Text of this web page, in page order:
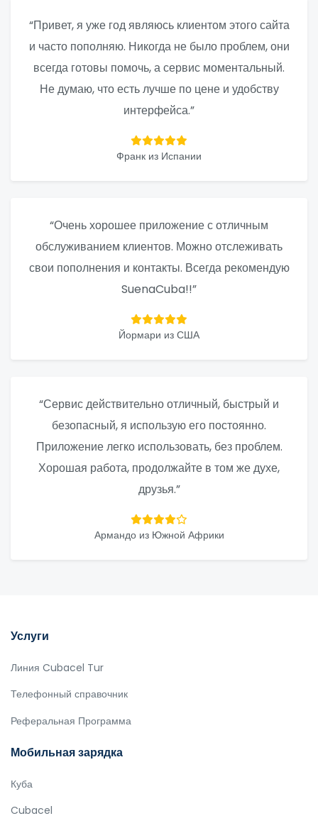
“Привет, я уже год являюсь клиентом этого сайта
и часто пополняю. Никогда не было проблем, они
всегда готовы помочь, а сервис моментальный.
Не думаю, что есть лучше по цене и удобству
интерфейса.”
Франк из Испании
“Очень хорошее приложение с отличным
обслуживанием клиентов. Можно отслеживать
свои пополнения и контакты. Всегда рекомендую
SuenaCuba!!”
Йормари из США
“Сервис действительно отличный, быстрый и
безопасный, я использую его постоянно.
Приложение легко использовать, без проблем.
Хорошая работа, продолжайте в том же духе,
друзья.”
Армандо из Южной Африки
Услуги
Линия Cubacel Tur
Телефонный справочник
Реферальная Программа
Мобильная зарядка
Куба
Cubacel